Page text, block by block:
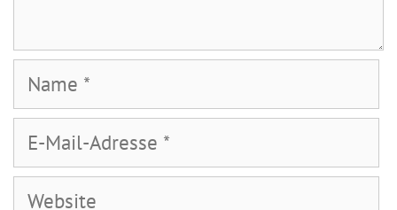
Mail-
Adresse